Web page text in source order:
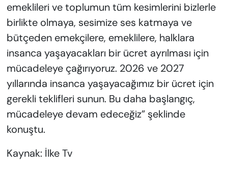
emeklileri ve toplumun tüm kesimlerini bizlerle
birlikte olmaya, sesimize ses katmaya ve
bütçeden emekçilere, emeklilere, halklara
insanca yaşayacakları bir ücret ayrılması için
mücadeleye çağırıyoruz. 2026 ve 2027
yıllarında insanca yaşayacağımız bir ücret için
gerekli teklifleri sunun. Bu daha başlangıç,
mücadeleye devam edeceğiz” şeklinde
konuştu.
Kaynak: İlke Tv